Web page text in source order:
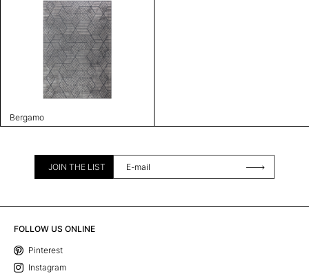
Bergamo
JOIN THE LIST
FOLLOW US ONLINE
Pinterest
Instagram